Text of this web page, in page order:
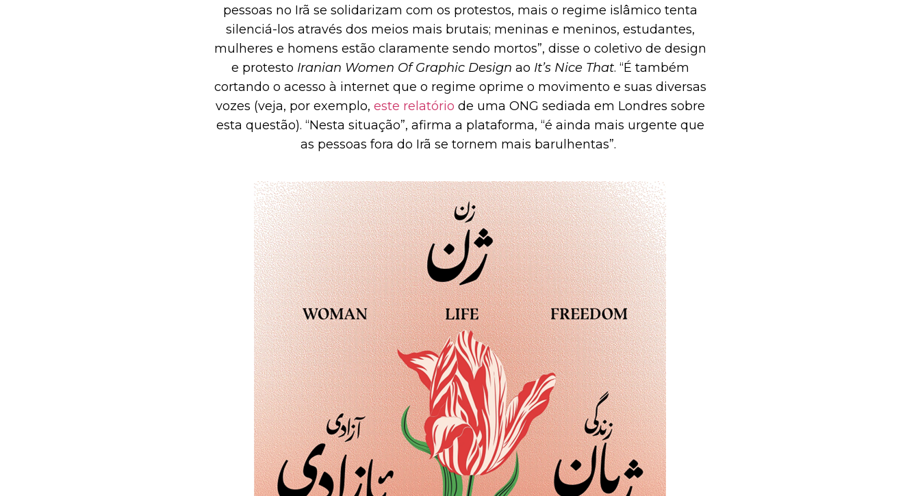
pessoas no Irã se solidarizam com os protestos, mais o regime islâmico tenta
silenciá-los através dos meios mais brutais; meninas e meninos, estudantes,
mulheres e homens estão claramente sendo mortos”, disse o coletivo de design
e protesto Iranian Women Of Graphic Design ao It’s Nice That. “É também
cortando o acesso à internet que o regime oprime o movimento e suas diversas
vozes (veja, por exemplo, este relatório de uma ONG sediada em Londres sobre
esta questão). “Nesta situação”, afirma a plataforma, “é ainda mais urgente que
as pessoas fora do Irã se tornem mais barulhentas”.